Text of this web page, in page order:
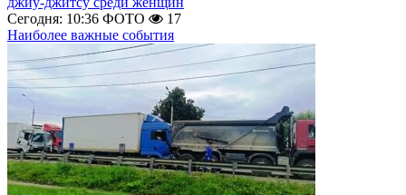
Сегодня: 10:36 ФОТО
17
Наиболее важные события